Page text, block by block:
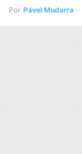
Por Pável Mudarra -